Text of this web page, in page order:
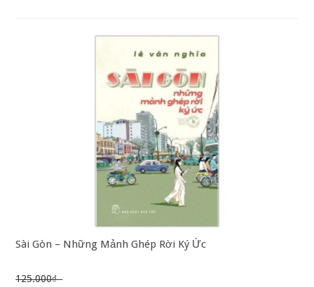
Sài Gòn – Những Mảnh Ghép Rời Ký Ức
125.000₫